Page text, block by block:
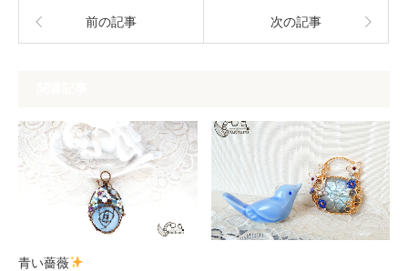
前の記事 次の記事
青い薔薇